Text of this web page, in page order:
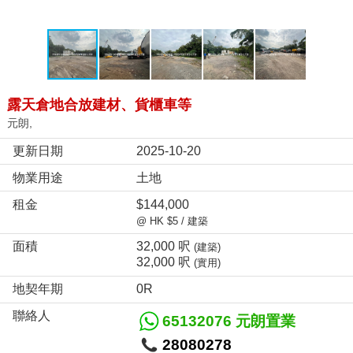
露天倉地合放建材、貨櫃車等
元朗,
更新日期
2025-10-20
物業用途
土地
租金
$144,000
@ HK $5 / 建築
面積 32,000 呎 (建築)
32,000 呎 (實用)
地契年期
0R
聯絡人
65132076 元朗置業
28080278